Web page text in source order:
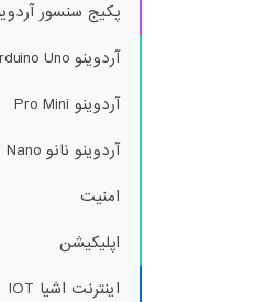
پکیج سنسور
آردوینو Arduino Uno
آردوینو Pro Mini
آردوینو نانو Nano
امنیت
اپلیکیشن
اینترنت اشیا IOT